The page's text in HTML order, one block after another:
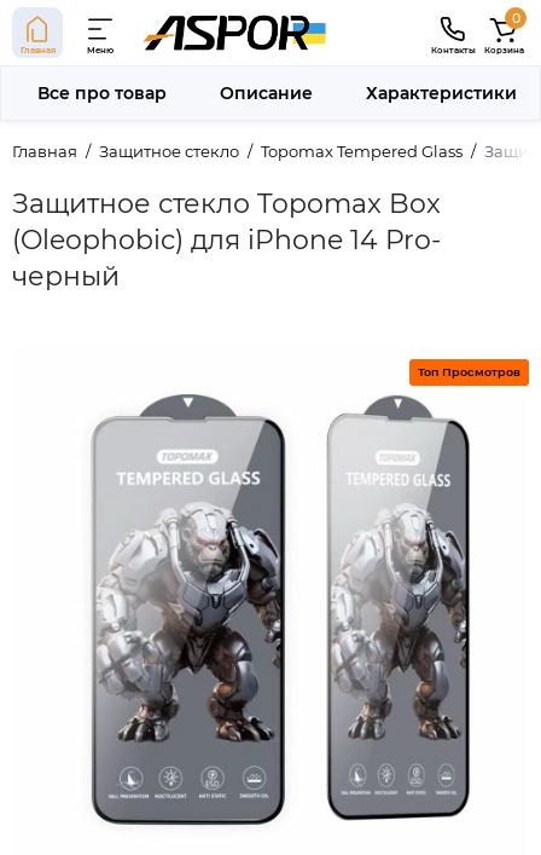
Главная Меню Контакты
0
Корзина
Главная Защитное стекло Topomax Tempered Glass
Защитное стекло Topomax Box
(Oleophobic) для iPhone 14 Pro-
черный
Все про товар Описание Характеристики
Топ Просмотров